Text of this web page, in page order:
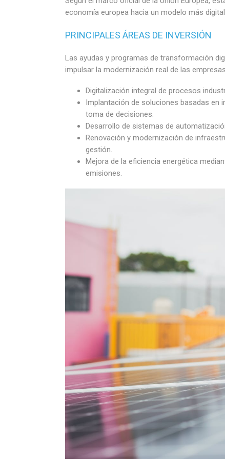
economía europea hacia un modelo más
PRINCIPALES ÁREAS DE INVERSIÓN
Las ayudas y programas de transformación
impulsar la modernización real de las
Digitalización integral de procesos
Implantación de soluciones basadas en
toma de decisiones.
Desarrollo de sistemas de
Renovación y modernización de
gestión.
Mejora de la eficiencia energética
emisiones.